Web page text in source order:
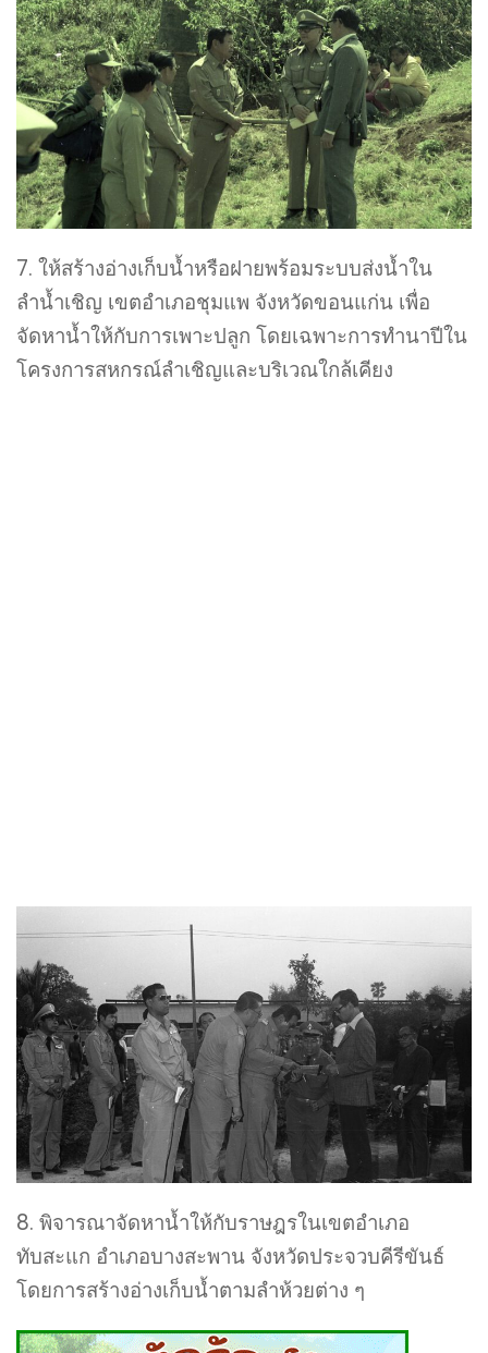
7. ให้สร้างอ่างเก็บน้ำหรือฝายพร้อมระบบส่งน้ำใน
ลำน้ำเชิญ เขตอำเภอชุมแพ จังหวัดขอนแก่น เพื่อ
จัดหาน้ำให้กับการเพาะปลูก โดยเฉพาะการทำนาปีใน
โครงการสหกรณ์ลำเชิญและบริเวณใกล้เคียง
8. พิจารณาจัดหาน้ำให้กับราษฎรในเขตอำเภอ
ทับสะแก อำเภอบางสะพาน จังหวัดประจวบคีรีขันธ์
โดยการสร้างอ่างเก็บน้ำตามลำห้วยต่าง ๆ